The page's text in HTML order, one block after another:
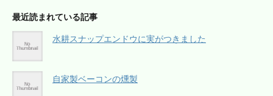
最近読まれている記事
水耕スナップエンドウに実がつきました
自家製ベーコンの燻製